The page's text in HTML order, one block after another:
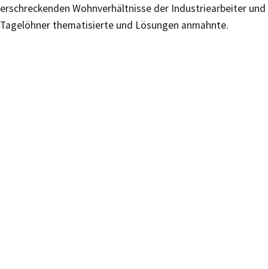
erschreckenden Wohnverhältnisse der Industriearbeiter und
Tagelöhner thematisierte und Lösungen anmahnte.